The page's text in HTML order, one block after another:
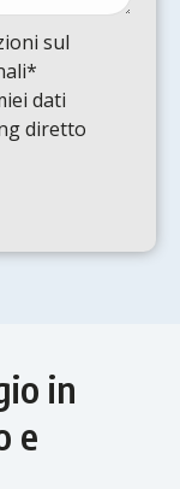
sul
dati
diretto
in
e